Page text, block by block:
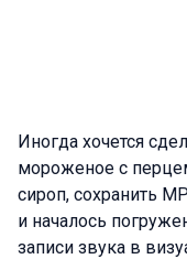
Иногда хочется
мороженое с
сироп, сохранить
и началось
записи звука в